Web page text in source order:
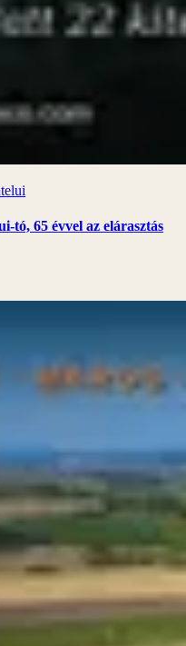
tó, 65 évvel az elárasztás